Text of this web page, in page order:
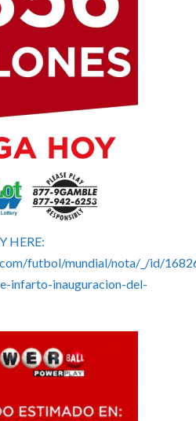
HERE:
futbol/mundial/nota/_/id/
infarto-inauguracion-del-